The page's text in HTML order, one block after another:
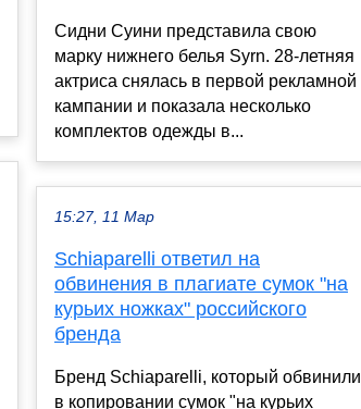
Сидни Суини представила свою
марку нижнего белья Syrn. 28-летняя
актриса снялась в первой рекламной
кампании и показала несколько
комплектов одежды в...
15:27, 11 Мар
Schiaparelli ответил на
обвинения в плагиате сумок "на
курьих ножках" российского
бренда
Бренд Schiaparelli, который обвинили
в копировании сумок "на курьих